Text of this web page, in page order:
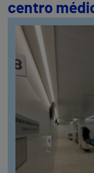
centro